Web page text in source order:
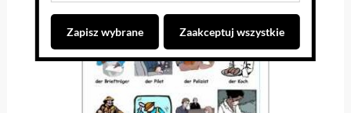
Zapisz wybrane Zaakceptuj wszystkie